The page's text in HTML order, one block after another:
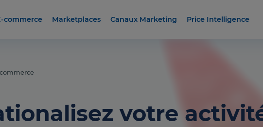
commerce Marketplaces Canaux Marketing Price Intelligence
votre